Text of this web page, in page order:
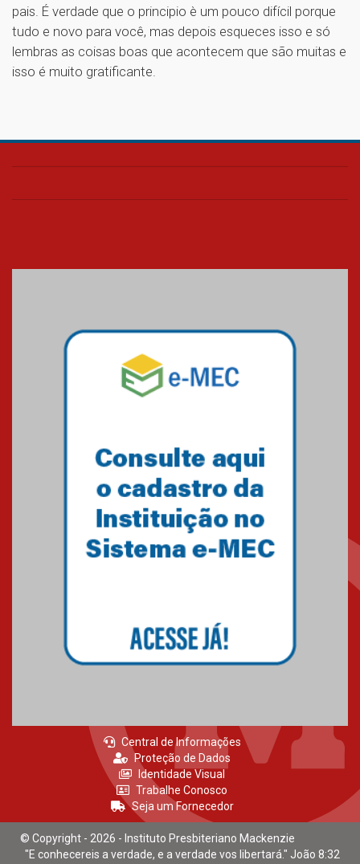
pais. É verdade que o principio è um pouco difícil porque
tudo e novo para você, mas depois esqueces isso e só
lembras as coisas boas que acontecem que são muitas e
isso é muito gratificante.
Central de Informações
Proteção de Dados
Identidade Visual
Trabalhe Conosco
Seja um Fornecedor
© Copyright - 2026 - Instituto Presbiteriano Mackenzie
"E conhecereis a verdade, e a verdade vos libertará." João 8:32